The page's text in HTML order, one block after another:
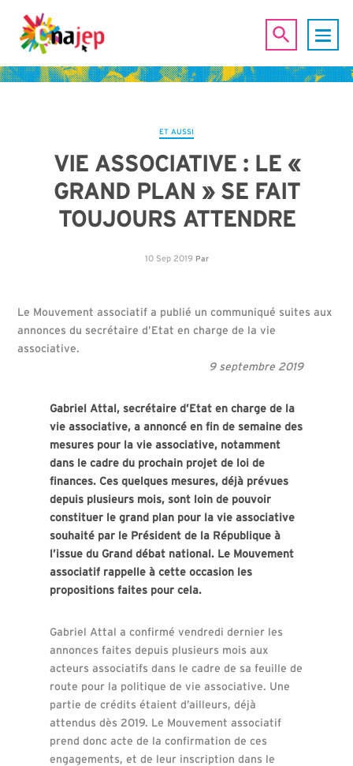
ET AUSSI
VIE ASSOCIATIVE : LE «
GRAND PLAN » SE FAIT
TOUJOURS ATTENDRE
10 Sep 2019 Par
Le Mouvement associatif a publié un communiqué suites aux
annonces du secrétaire d’Etat en charge de la vie
associative.
9 septembre 2019
Gabriel Attal, secrétaire d’Etat en charge de la
vie associative, a annoncé en fin de semaine des
mesures pour la vie associative, notamment
dans le cadre du prochain projet de loi de
finances. Ces quelques mesures, déjà prévues
depuis plusieurs mois, sont loin de pouvoir
constituer le grand plan pour la vie associative
souhaité par le Président de la République à
l’issue du Grand débat national. Le Mouvement
associatif rappelle à cette occasion les
propositions faites pour cela.
Gabriel Attal a confirmé vendredi dernier les
annonces faites depuis plusieurs mois aux
acteurs associatifs dans le cadre de sa feuille de
route pour la politique de vie associative. Une
partie de crédits étaient d’ailleurs, déjà
attendus dès 2019. Le Mouvement associatif
prend donc acte de la confirmation de ces
engagements, et de leur inscription dans le